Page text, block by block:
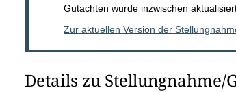
Gutachten wurde inzwischen
Zur aktuellen Version der
Details zu Stellungnahme/